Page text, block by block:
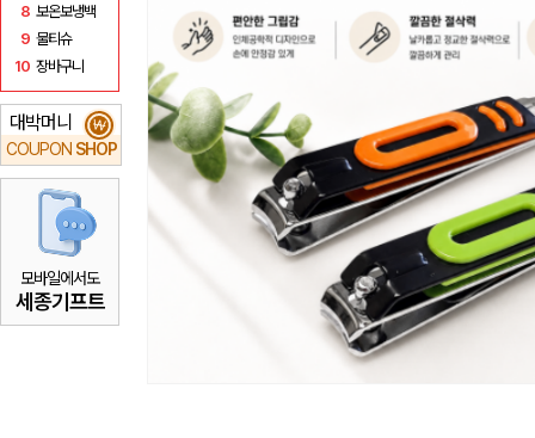
8 보온보냉백
9 물티슈
10 장바구니
대박머니
COUPON SHOP
₩
모바일에서도
세종기프트